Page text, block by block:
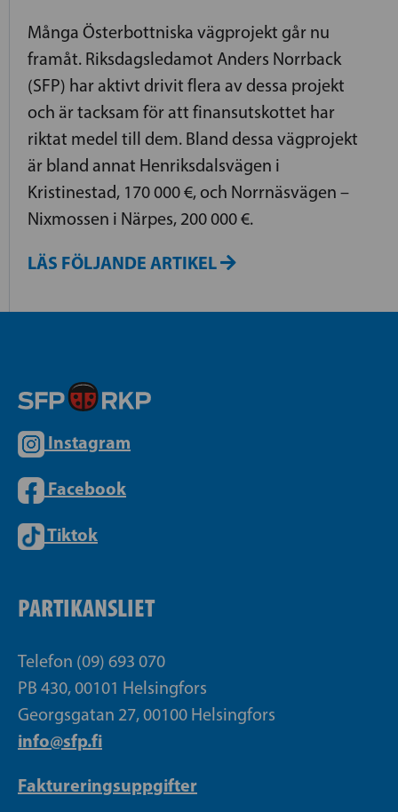
Många Österbottniska vägprojekt går nu
framåt. Riksdagsledamot Anders Norrback
(SFP) har aktivt drivit flera av dessa projekt
och är tacksam för att finansutskottet har
riktat medel till dem. Bland dessa vägprojekt
är bland annat Henriksdalsvägen i
Kristinestad, 170 000 €, och Norrnäsvägen –
Nixmossen i Närpes, 200 000 €.
LÄS FÖLJANDE ARTIKEL
Instagram
Facebook
Tiktok
PARTIKANSLIET
Telefon (09) 693 070
PB 430, 00101 Helsingfors
Georgsgatan 27, 00100 Helsingfors
info@sfp.fi
Faktureringsuppgifter